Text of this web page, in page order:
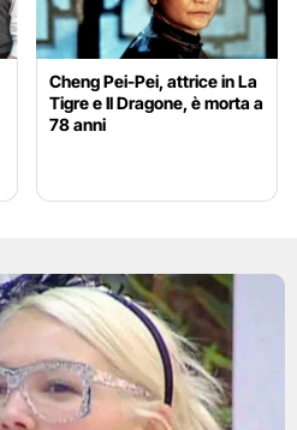
Cheng Pei-Pei, attrice in La
Tigre e Il Dragone, è morta a
78 anni